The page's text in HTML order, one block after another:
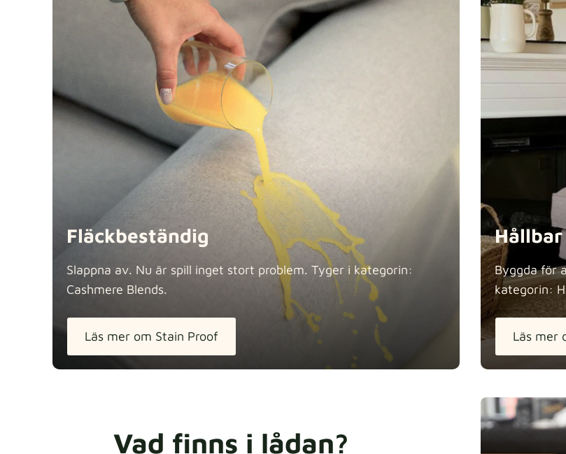
Fläckbeständig
Slappna av. Nu är spill inget stort problem. Tyger i kategorin:
Cashmere Blends.
Läs mer om Stain Proof
Hållbar
Byggda för
kategorin:
Läs mer
Vad finns i lådan?